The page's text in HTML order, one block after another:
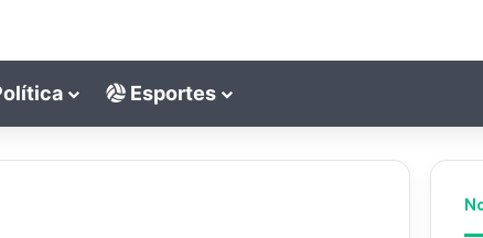
Esportes